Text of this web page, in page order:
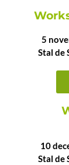
5
Stal de
10
Stal de